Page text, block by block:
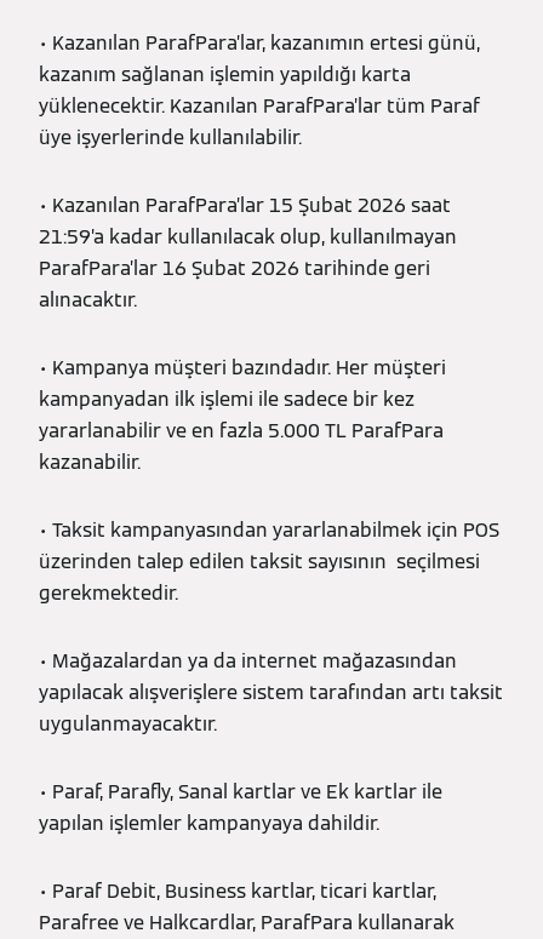
• Kazanılan ParafPara’lar, kazanımın ertesi günü,
kazanım sağlanan işlemin yapıldığı karta
yüklenecektir. Kazanılan ParafPara’lar tüm Paraf
üye işyerlerinde kullanılabilir.
• Kazanılan ParafPara’lar 15 Şubat 2026 saat
21:59’a kadar kullanılacak olup, kullanılmayan
ParafPara’lar 16 Şubat 2026 tarihinde geri
alınacaktır.
• Kampanya müşteri bazındadır. Her müşteri
kampanyadan ilk işlemi ile sadece bir kez
yararlanabilir ve en fazla 5.000 TL ParafPara
kazanabilir.
• Taksit kampanyasından yararlanabilmek için POS
üzerinden talep edilen taksit sayısının seçilmesi
gerekmektedir.
• Mağazalardan ya da internet mağazasından
yapılacak alışverişlere sistem tarafından artı taksit
uygulanmayacaktır.
• Paraf, Parafly, Sanal kartlar ve Ek kartlar ile
yapılan işlemler kampanyaya dahildir.
• Paraf Debit, Business kartlar, ticari kartlar,
Parafree ve Halkcardlar, ParafPara kullanarak